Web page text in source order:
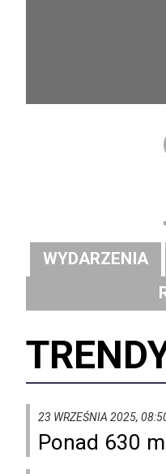
WYDARZENIA
23 WRZEŚNIA 2025,
Ponad 630